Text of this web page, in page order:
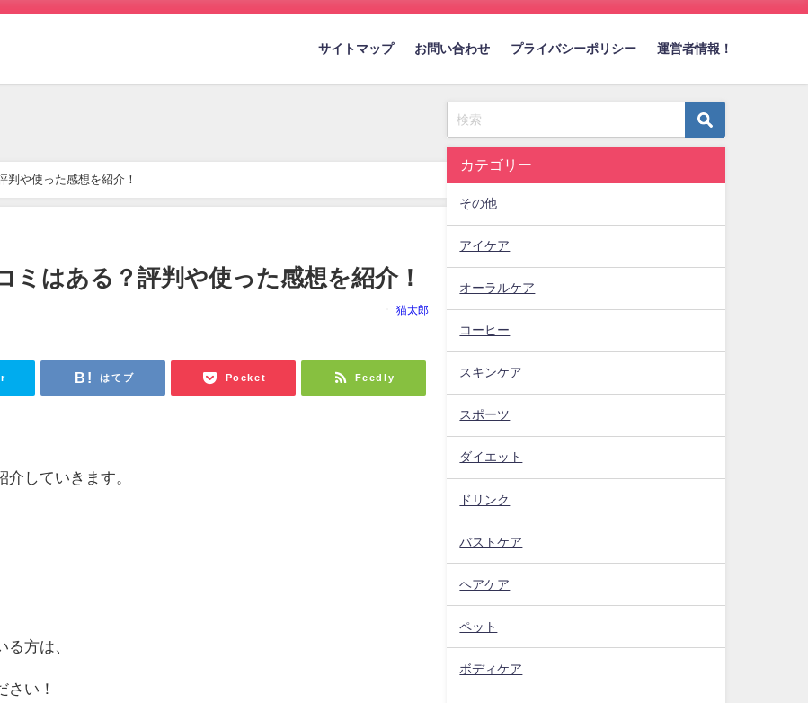
サイトマップ お問い合わせ プライバシーポリシー 運営者情報！
判や使った感想を紹介！
ミはある？評判や使った感想を紹介！
猫太郎
はてブ Pocket Feedly
していきます。
方は、
さい！
カテゴリー
その他
アイケア
オーラルケア
コーヒー
スキンケア
スポーツ
ダイエット
ドリンク
バストケア
ヘアケア
ペット
ボディケア